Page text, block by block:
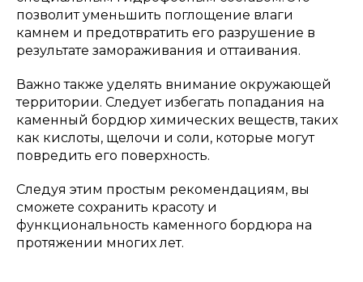
позволит уменьшить поглощение влаги
камнем и предотвратить его разрушение в
результате замораживания и оттаивания.
Важно также уделять внимание окружающей
территории. Следует избегать попадания на
каменный бордюр химических веществ, таких
как кислоты, щелочи и соли, которые могут
повредить его поверхность.
Следуя этим простым рекомендациям, вы
сможете сохранить красоту и
функциональность каменного бордюра на
протяжении многих лет.